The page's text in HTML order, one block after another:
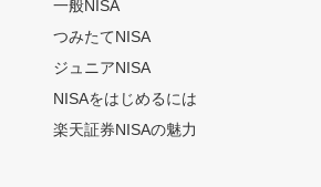
一般NISA
つみたてNISA
ジュニアNISA
NISAをはじめるには
楽天証券NISAの魅力